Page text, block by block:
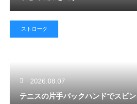
ストローク
2026.08.07
テニスの片手バックハンドでスピ